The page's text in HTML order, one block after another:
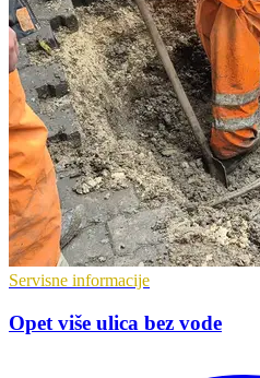
Servisne informacije
Opet više ulica bez vode